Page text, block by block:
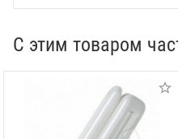
С этим товаром